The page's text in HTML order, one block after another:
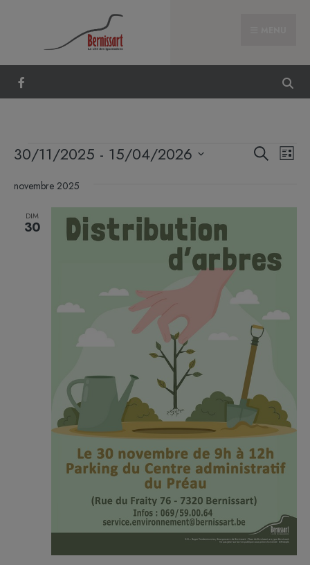
de
Recherche
Liste
30/11/2025 - 15/04/2026
une
date.
novembre 2025
DIM
30